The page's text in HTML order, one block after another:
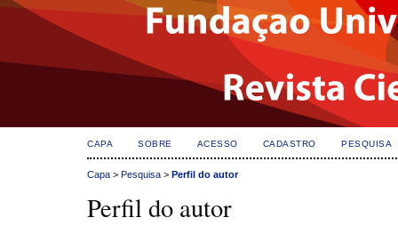
CAPA SOBRE ACESSO CADASTRO PESQUISA
Capa > Pesquisa > Perfil do autor
Perfil do autor